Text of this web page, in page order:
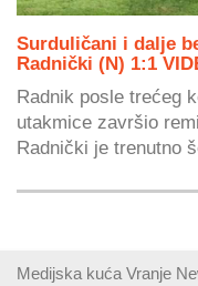
Surduličani i dalje
Radnički (N) 1:1
Radnik posle trećeg
utakmice završio
Radnički je trenutno
Medijska kuća Vranje